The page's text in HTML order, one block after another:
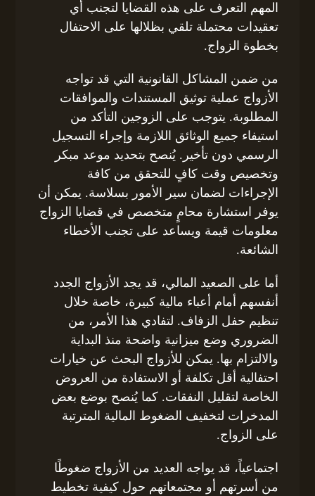
المهم التعرف على هذه القضايا لتجنب أي
تعقيدات محتملة تلقي بظلالها على الاحتفال
بخطوة الزواج.
من ضمن المشاكل القانونية التي قد تواجه
الأزواج عملية توثيق المستندات والموافقات
المطلوبة. يتوجب على الزوجين التأكد من
استيفاء جميع الوثائق اللازمة وإجراء التسجيل
الرسمي دون تأخير. يُنصح بتحديد موعد مبكر
وتخصيص وقت كافٍ للتحقق من كافة
الإجراءات لضمان سير الأمور بسلاسة. يمكن أن
يوفر استشارة محامٍ متخصص في قضايا الزواج
معلومات قيمة ويساعد على تجنب الأخطاء
الشائعة.
أما على الصعيد المالي، قد يجد الأزواج الجدد
أنفسهم أمام أعباء مالية كبيرة، خاصة خلال
تنظيم حفل الزفاف. لتفادي هذا الأمر، من
الضروري وضع ميزانية واضحة منذ البداية
والالتزام بها. يمكن للأزواج البحث عن خيارات
احتفالية أقل تكلفة أو الاستفادة من العروض
الخاصة لتقليل النفقات. كما يُنصح بوضع بعض
المدخرات لتخفيف الضغوط المالية المترتبة
على الزواج.
اجتماعياً، قد يواجه العديد من الأزواج ضغوطًا
من أسرتهم أو مجتمعاتهم حول كيفية تخطيط